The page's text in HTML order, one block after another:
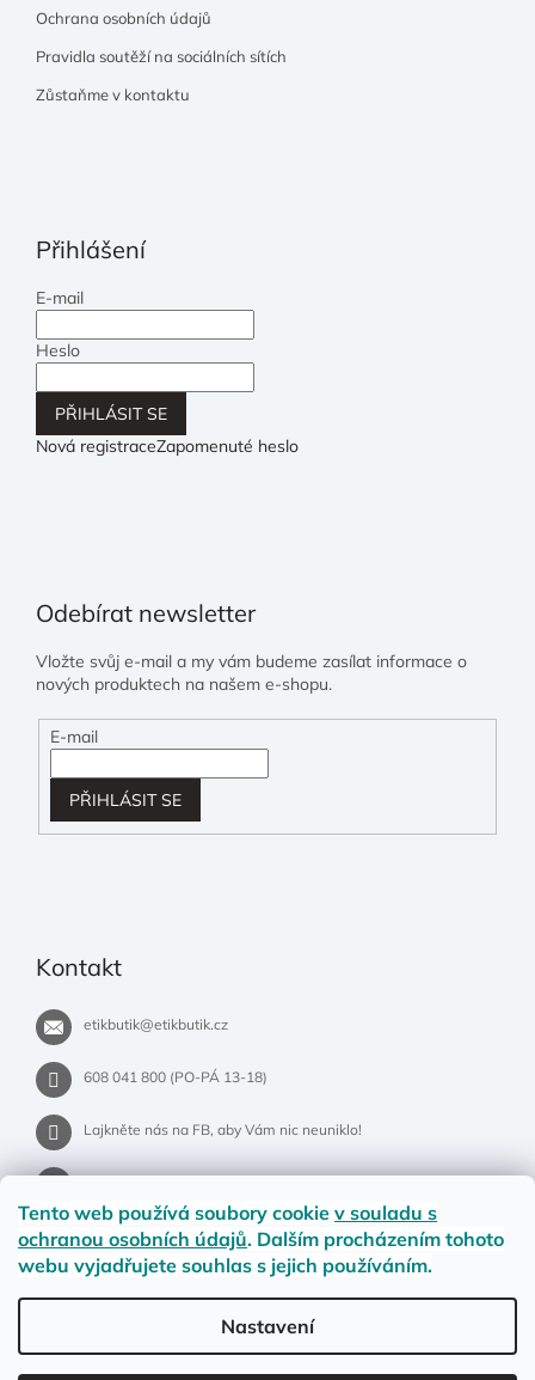
Tento web používá soubory cookie v souladu s
ochranou osobních údajů. Dalším procházením tohoto
webu vyjadřujete souhlas s jejich používáním.
Nastavení
Ochrana osobních údajů
Pravidla soutěží na sociálních sítích
Zůstaňme v kontaktu
Přihlášení
E-mail
Heslo
PŘIHLÁSIT SE
Nová registraceZapomenuté heslo
Odebírat newsletter
Vložte svůj e-mail a my vám budeme zasílat informace o
nových produktech na našem e-shopu.
E-mail
PŘIHLÁSIT SE
Kontakt
etikbutik@etikbutik.cz
608 041 800 (PO-PÁ 13-18)
Lajkněte nás na FB, aby Vám nic neuniklo!
Jak na vrácení nebo reklamaci?
Obchodní podmínky Ochrana osobních údajů